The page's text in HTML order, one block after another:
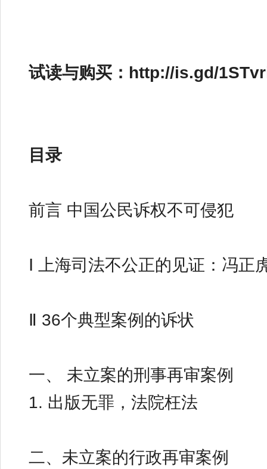
试读与购买： http://is.gd/
目录
前言 中国公民诉权不可侵犯
Ⅰ 上海司法不公正的见证：冯正
Ⅱ 36个典型案例的诉状
一、 未立案的刑事再审案例
1. 出版无罪，法院枉法
二、未立案的行政再审案例